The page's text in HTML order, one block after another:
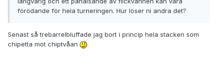
förödande för hela turneringen. Hur löser ni andra det?
Senast så trebarrelbluffade jag bort i princip hela stacken som
chipetta mot chiptvåan